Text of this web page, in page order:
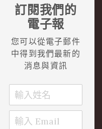
訂閱我們的
電子報
您可以從電子郵件
中得到我們最新的
消息與資訊